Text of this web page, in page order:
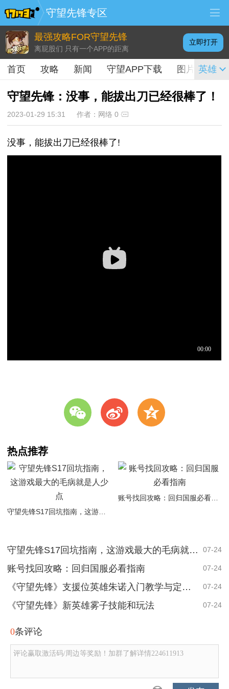
守望先锋专区
最强攻略FOR守望先锋
离屁股们 只有一个APP的距离
立即打开
首页 攻略 新闻 守望APP下载 图片 视频
英雄
守望先锋：没事，能拔出刀已经很棒了！
2023-01-29 15:31 作者：网络 0
没事，能拔出刀已经很棒了!
w t z
热点推荐
守望先锋S17回坑指南，这游戏最大的毛病就是人少点 07-24
账号找回攻略：回归国服必看指南 07-24
《守望先锋》支援位英雄朱诺入门教学与定位简析 07-24
《守望先锋》新英雄雾子技能和玩法 07-24
0条评论
评论赢取激活码/周边等奖励！加群了解详情224611913